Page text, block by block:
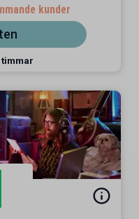
kunder
timmar